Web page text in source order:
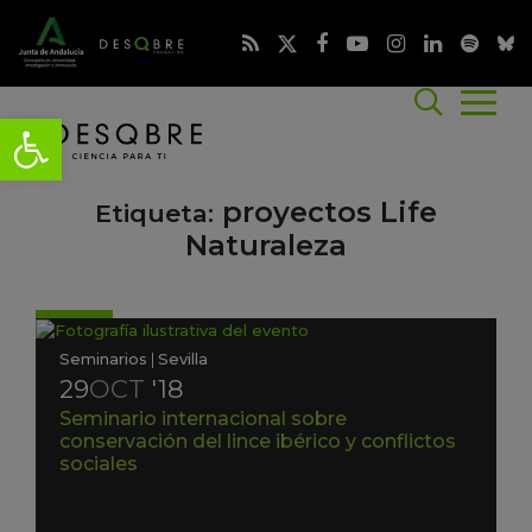
Etiqueta: proyectos Life
Naturaleza
Seminarios | Sevilla
29OCT '18
Seminario internacional sobre
conservación del lince ibérico y conflictos
sociales